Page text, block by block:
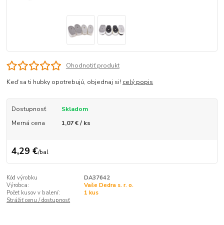
Ohodnotiť produkt
Keď sa ti hubky opotrebujú, objednaj si! celý popis
Dostupnosť
Skladom
Merná cena
1,07 € / ks
4,29 €/bal
Kód výrobku
DA37642
Výrobca:
Vaše Dedra s. r. o.
Počet kusov v balení:
1 kus
Strážiť cenu / dostupnosť